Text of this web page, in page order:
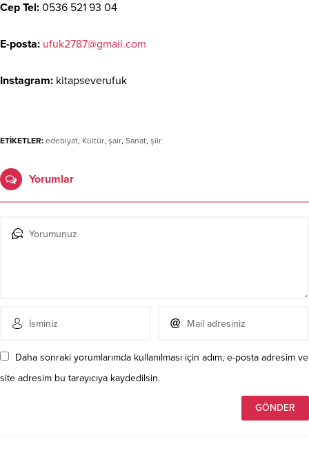
Cep Tel: 0536 521 93 04
E-posta: ufuk2787@gmail.com
Instagram: kitapseverufuk
ETİKETLER: edebiyat, Kültür, şair, Sanat, şiir
Yorumlar
Daha sonraki yorumlarımda kullanılması için adım, e-posta adresim ve
site adresim bu tarayıcıya kaydedilsin.